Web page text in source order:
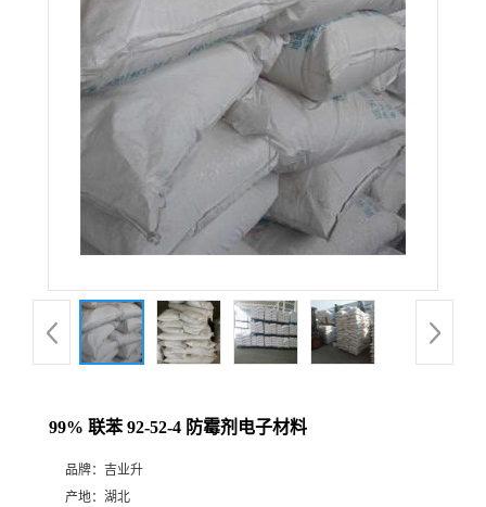
99% 联苯 92-52-4 防霉剂电子材料
品牌： 吉业升
产地： 湖北